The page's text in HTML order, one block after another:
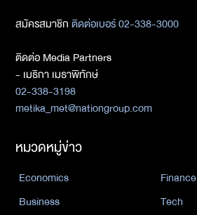
สมัครสมาชิกติดต่อเบอร์ 02-338-3000
ติดต่อ Media Partners
- เมธิกา เมธาพิทักษ์
02-338-3198
metika_met@nationgroup.com
หมวดหมู่ข่าว
Economics
Finance
Business
Tech